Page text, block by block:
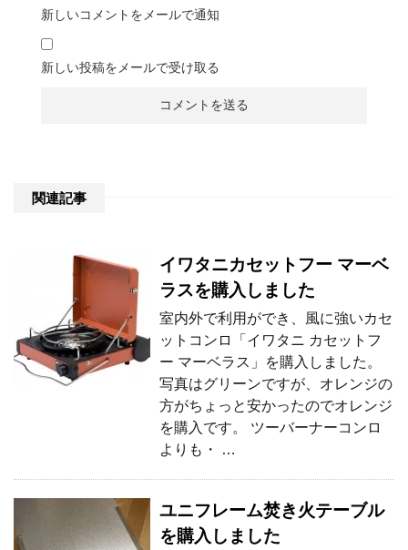
新しいコメントをメールで通知
新しい投稿をメールで受け取る
関連記事
イワタニカセットフー マーベ
ラスを購入しました
室内外で利用ができ、風に強いカセ
ットコンロ「イワタニ カセットフ
ー マーベラス」を購入しました。
写真はグリーンですが、オレンジの
方がちょっと安かったのでオレンジ
を購入です。 ツーバーナーコンロ
よりも・ …
ユニフレーム焚き火テーブル
を購入しました